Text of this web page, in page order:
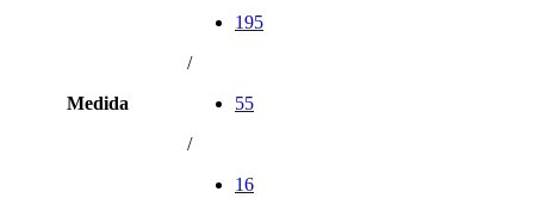
Medida
195
/
55
/
16